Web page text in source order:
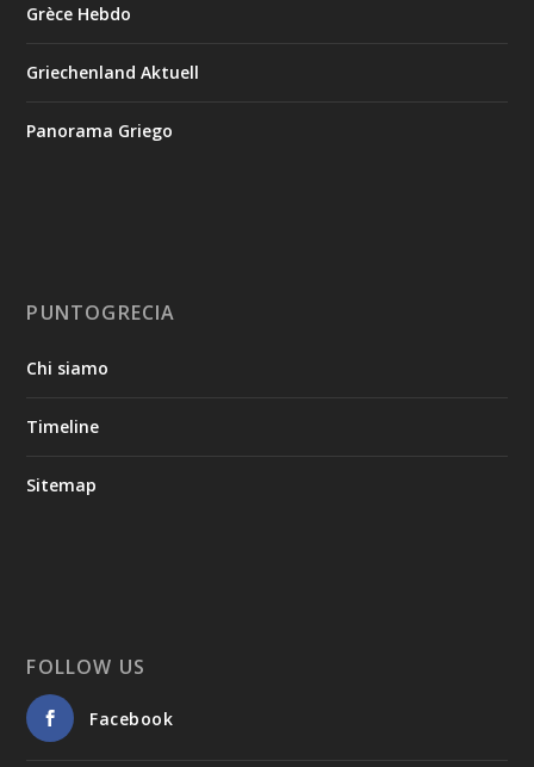
Grèce Hebdo
Griechenland Aktuell
Panorama Griego
PUNTOGRECIA
Chi siamo
Timeline
Sitemap
FOLLOW US
Facebook